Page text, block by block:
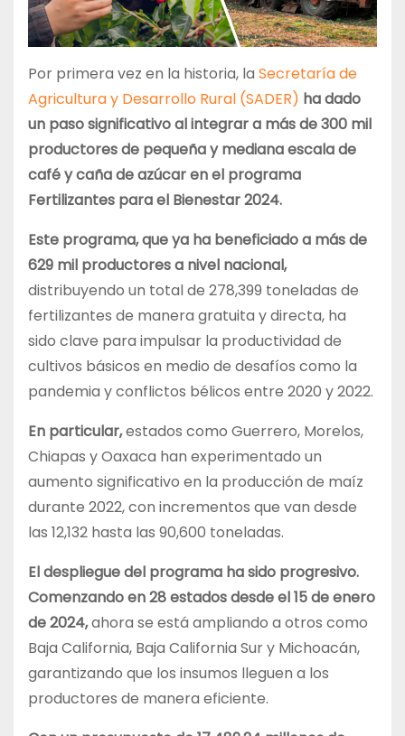
Por primera vez en la historia, la Secretaría de
Agricultura y Desarrollo Rural (SADER) ha dado
un paso significativo al integrar a más de 300 mil
productores de pequeña y mediana escala de
café y caña de azúcar en el programa
Fertilizantes para el Bienestar 2024.
Este programa, que ya ha beneficiado a más de
629 mil productores a nivel nacional,
distribuyendo un total de 278,399 toneladas de
fertilizantes de manera gratuita y directa, ha
sido clave para impulsar la productividad de
cultivos básicos en medio de desafíos como la
pandemia y conflictos bélicos entre 2020 y 2022.
En particular,estados como Guerrero, Morelos,
Chiapas y Oaxaca han experimentado un
aumento significativo en la producción de maíz
durante 2022, con incrementos que van desde
las 12,132 hasta las 90,600 toneladas.
El despliegue del programa ha sido progresivo.
Comenzando en 28 estados desde el 15 de enero
de 2024,ahora se está ampliando a otros como
Baja California, Baja California Sur y Michoacán,
garantizando que los insumos lleguen a los
productores de manera eficiente.